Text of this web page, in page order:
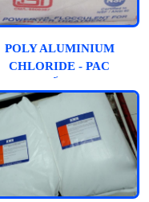
POLY ALUMINIUM
CHLORIDE - PAC